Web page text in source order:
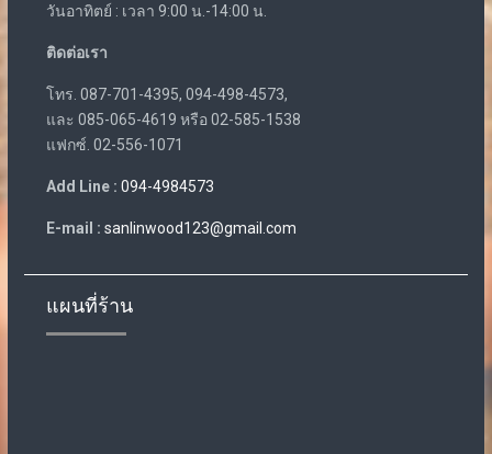
วันอาทิตย์ : เวลา 9:00 น.-14:00 น.
ติดต่อเรา
โทร. 087-701-4395, 094-498-4573,
และ 085-065-4619 หรือ 02-585-1538
แฟกซ์. 02-556-1071
Add Line : 094-4984573
E-mail : sanlinwood123@gmail.com
แผนที่ร้าน